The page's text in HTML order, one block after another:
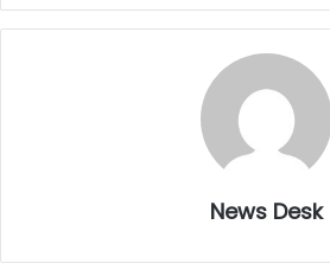
News Desk